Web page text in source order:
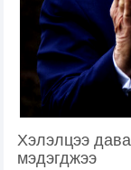
Хэлэлцээ
мэдэгджээ